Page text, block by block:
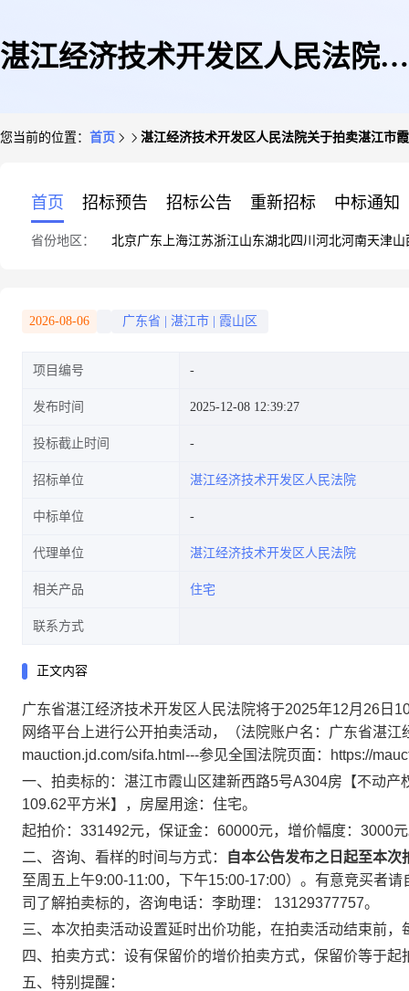
湛江经济技术开发区人民法院关
您当前的位置： 首页 湛江经济技术开发区人民法院关于拍卖湛江市
首页 招标预告 招标公告 重新招标 中标通知
省份地区： 北京广东 上海江苏浙江山东湖北四川 河北河南天津山
2026-08-06 广东省 湛江市 霞山区
项目编号
发布时间 2025-12-08 12:39:27
投标截止时间
招标单位 湛江经济技术开发区人民法院
中标单位
代理单位 湛江经济技术开发区人民法院
相关产品 住宅
联系方式
正文内容
广东省湛江经济技术开发区人民法院将于2025年12月 26 日
网络平台上进行公开拍卖活动，
（法院账户名 ：广东省湛江
mauction.jd.com/sifa.html---参见全国法院页面：
https://
一、 拍卖标的 ： 湛江市霞山区建新西路5号A304房【不动产
109.62平方米】， 房屋用途：住宅。
起拍价： 331492元，保证金： 60000元，增价幅度： 3000
二、咨询、看样的时间与方式：
自本公告发布之日起至本次
至周五上午9:00-11:00，下午15:00-17:00）。有意竞买者请
司了解拍卖标的，咨询电话：李助理：
13129377757。
三、 本次拍卖活动设置延时出价功能，在拍卖活动结束前，
四、拍卖方式： 设有保留价的增价拍卖方式，保留价等于
五、特别提醒：